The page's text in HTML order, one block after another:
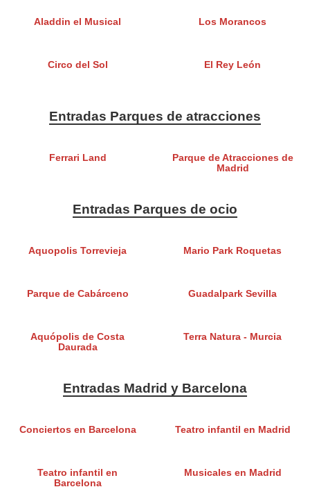
Aladdin el Musical Los Morancos
Circo del Sol El Rey León
Entradas Parques de atracciones
Ferrari Land
Parque de Atracciones de
Madrid
Entradas Parques de ocio
Aquopolis Torrevieja Mario Park Roquetas
Parque de Cabárceno Guadalpark Sevilla
Aquópolis de Costa
Daurada
Terra Natura - Murcia
Entradas Madrid y Barcelona
Conciertos en Barcelona Teatro infantil en Madrid
Teatro infantil en
Barcelona
Musicales en Madrid